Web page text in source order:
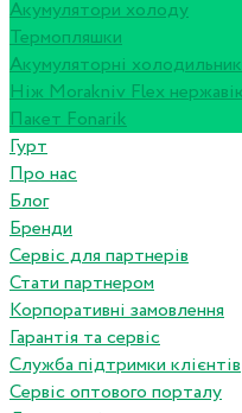
Акумулятори холоду
Термопляшки
Акумуляторні
Ніж Morakniv Flex
Пакет Fonarik
Гурт
Про нас
Блог
Бренди
Сервіс для партнерів
Стати партнером
Корпоративні замовлення
Гарантія та сервіс
Служба підтримки клієнтів
Сервіс оптового порталу